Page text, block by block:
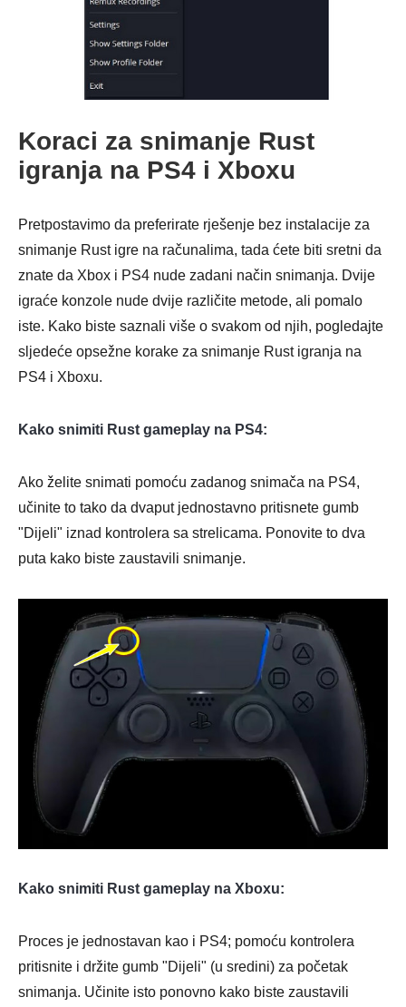
3. korak
Korak 4.
Koraci za snimanje Rust
igranja na PS4 i Xboxu
Pretpostavimo da preferirate rješenje bez instalacije za
snimanje Rust igre na računalima, tada ćete biti sretni da
znate da Xbox i PS4 nude zadani način snimanja. Dvije
igraće konzole nude dvije različite metode, ali pomalo
iste. Kako biste saznali više o svakom od njih, pogledajte
sljedeće opsežne korake za snimanje Rust igranja na
PS4 i Xboxu.
Kako snimiti Rust gameplay na PS4:
Ako želite snimati pomoću zadanog snimača na PS4,
učinite to tako da dvaput jednostavno pritisnete gumb
"Dijeli" iznad kontrolera sa strelicama. Ponovite to dva
puta kako biste zaustavili snimanje.
Kako snimiti Rust gameplay na Xboxu:
Proces je jednostavan kao i PS4; pomoću kontrolera
pritisnite i držite gumb "Dijeli" (u sredini) za početak
snimanja. Učinite isto ponovno kako biste zaustavili